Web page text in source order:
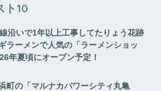
ト10
沿いで1年以上工事してたりょう花跡
ラーメンで人気の「ラーメンショッ
年夏頃にオープン予定！
町の「マルナカパワーシティ丸亀